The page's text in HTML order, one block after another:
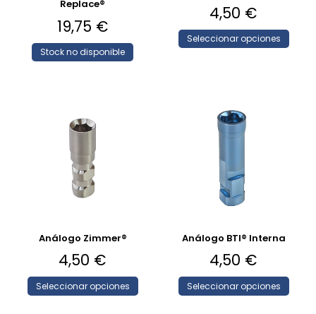
Replace®
19,75 €
Stock no disponible
4,50 €
Seleccionar opciones
Análogo Zimmer®
4,50 €
Seleccionar opciones
Análogo BTI® Interna
4,50 €
Seleccionar opciones